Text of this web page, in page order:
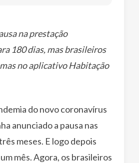
na prestação
180 dias, mas brasileiros
no aplicativo Habitação
do novo coronavírus
anunciado a pausa nas
meses. E logo depois
mês. Agora, os brasileiros